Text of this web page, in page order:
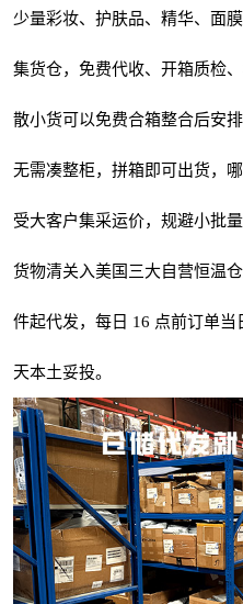
少量彩妆、护肤品、精华、面
集货仓，免费代收、开箱质检
散小货可以免费合箱整合后安排
无需凑整柜，拼箱即可出货，
受大客户集采运价，规避小批量
货物清关入美国三大自营恒温
件起代发，每日 16 点前订单
天本土妥投。